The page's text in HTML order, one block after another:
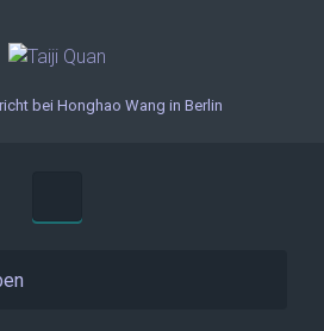
bei Honghao Wang in Berlin